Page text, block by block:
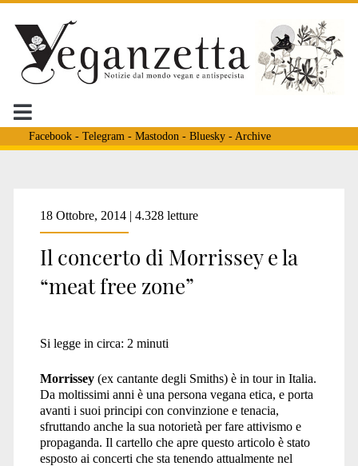
Facebook- Telegram - Mastodon - Bluesky- Archive
18 Ottobre, 2014 | 4.328 letture
Il concerto di Morrissey e la
“meat free zone”
Si legge in circa: 2 minuti
Morrissey(ex cantante degli Smiths) è in tour in Italia.
Da moltissimi anni è una persona vegana etica, e porta
avanti i suoi principi con convinzione e tenacia,
sfruttando anche la sua notorietà per fare attivismo e
propaganda. Il cartello che apre questo articolo è stato
esposto ai concerti che sta tenendo attualmente nel